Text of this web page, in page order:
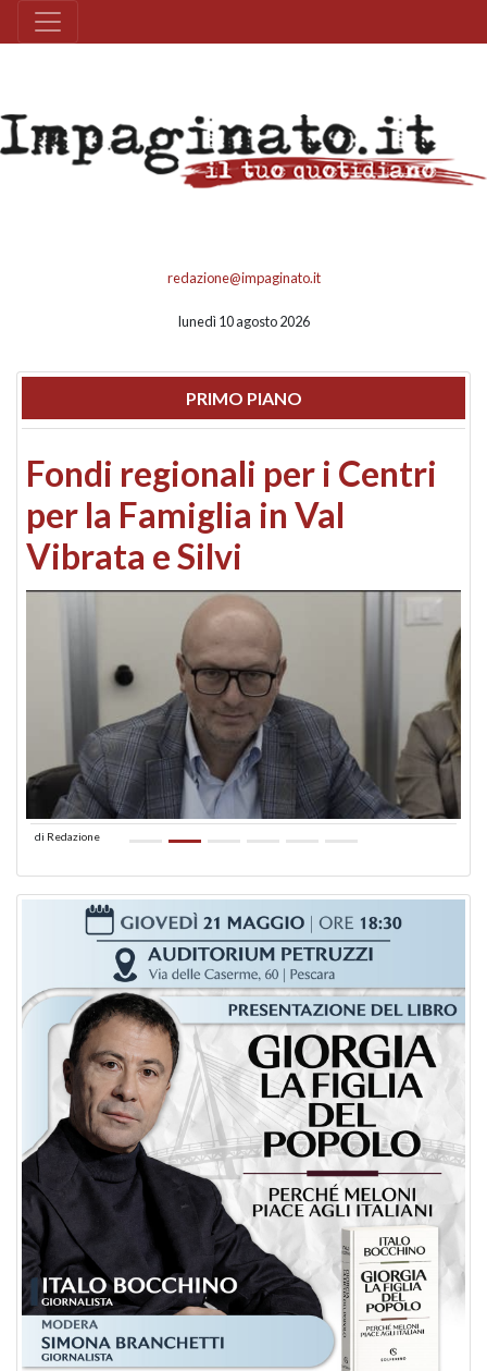
redazione@impaginato.it
lunedì 10 agosto 2026
PRIMO PIANO
Fondi regionali per i Centri
per la Famiglia in Val
Vibrata e Silvi
di Redazione